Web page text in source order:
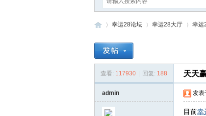
幸运28论坛 幸运28大厅 幸运
查看: 117930 回复: 188 天天
admin 发表
目前幸